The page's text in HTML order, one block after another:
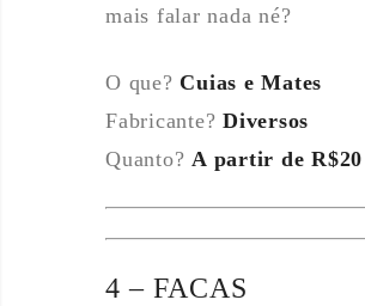
mais falar nada né?
O que? Cuias e Mates
Fabricante? Diversos
Quanto? A partir de R$20
4 – FACAS